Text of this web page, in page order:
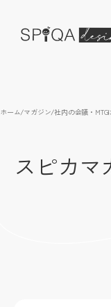
ホーム/マガジン/社内の会議・MTG
スピカマ